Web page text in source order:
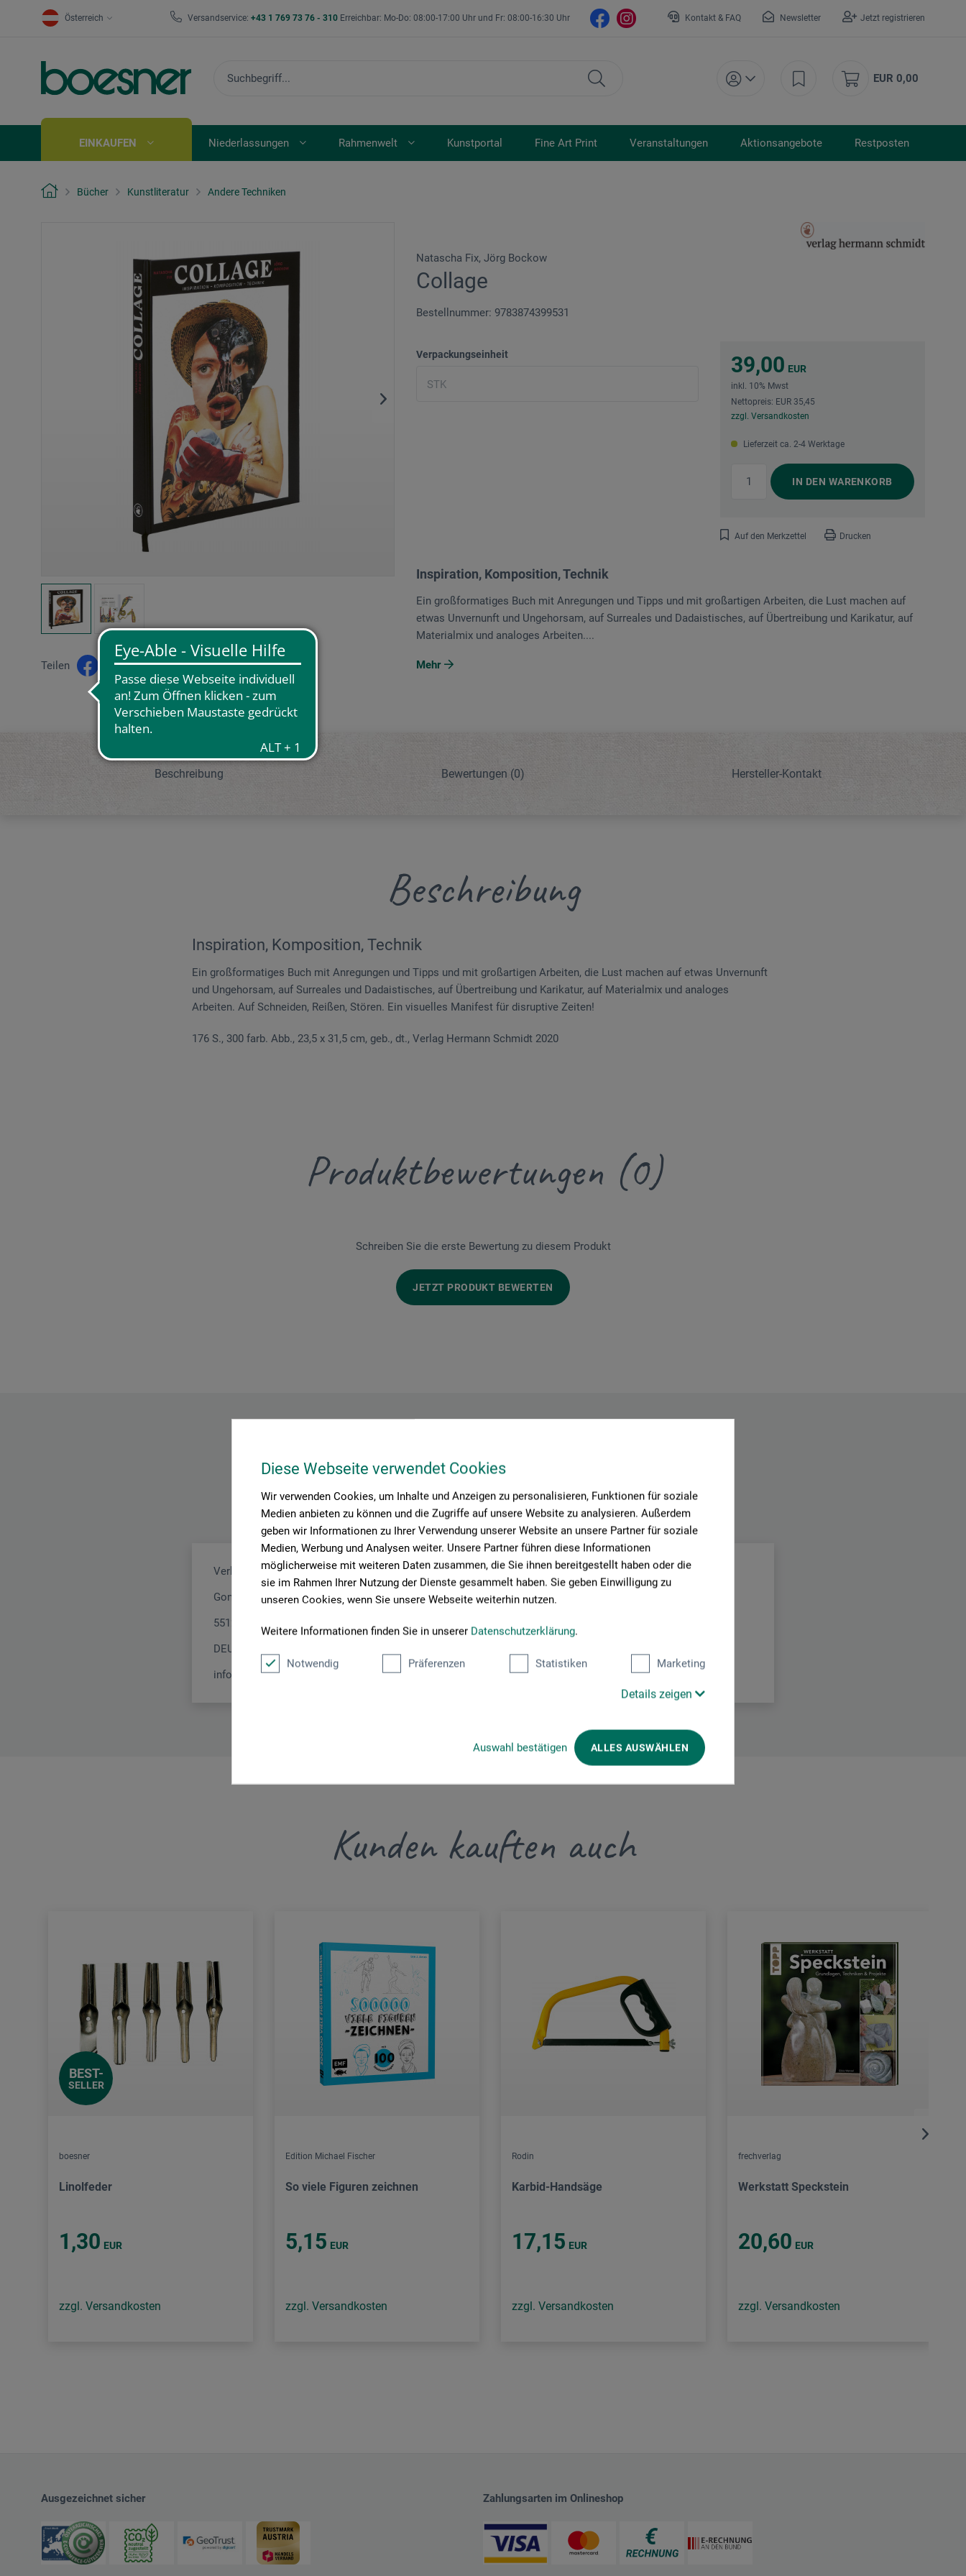
Diese Webseite verwendet Cookies
Wir verwenden Cookies, um Inhalte und Anzeigen zu personalisieren, Funktionen für soziale
Medien anbieten zu können und die Zugriffe auf unsere Website zu analysieren. Außerdem
geben wir Informationen zu Ihrer Verwendung unserer Website an unsere Partner für soziale
Medien, Werbung und Analysen weiter. Unsere Partner führen diese Informationen
möglicherweise mit weiteren Daten zusammen, die Sie ihnen bereitgestellt haben oder die
sie im Rahmen Ihrer Nutzung der Dienste gesammelt haben. Sie geben Einwilligung zu
unseren Cookies, wenn Sie unsere Webseite weiterhin nutzen.
Weitere Informationen finden Sie in unserer Datenschutzerklärung.
Notwendig Präferenzen Statistiken Marketing
Details zeigen
Auswahl bestätigen ALLES AUSWÄHLEN
Österreich Versandservice: +43 1 769 73 76 - 310 Erreichbar: Mo-Do: 08:00-17:00 Uhr und Fr: 08:00-16:30 Uhr Kontakt & FAQ Newsletter Jetzt registrieren
EUR 0,00
EINKAUFEN Niederlassungen Rahmenwelt Kunstportal Fine Art Print Veranstaltungen Aktionsangebote Restposten
Bücher Kunstliteratur Andere Techniken
Natascha Fix, Jörg Bockow
Collage
Bestellnummer: 9783874399531
Verpackungseinheit 39,00 EUR
inkl. 10% Mwst
Nettopreis: EUR 35,45
zzgl. Versandkosten
Lieferzeit ca. 2-4 Werktage
IN DEN WARENKORB
Auf den Merkzettel Drucken
Teilen
Inspiration, Komposition, Technik
Ein großformatiges Buch mit Anregungen und Tipps und mit großartigen Arbeiten, die Lust machen auf
etwas Unvernunft und Ungehorsam, auf Surreales und Dadaistisches, auf Übertreibung und Karikatur, auf
Materialmix und analoges Arbeiten....
Mehr
Beschreibung Bewertungen (0) Hersteller-Kontakt
Beschreibung
Inspiration, Komposition, Technik
Ein großformatiges Buch mit Anregungen und Tipps und mit großartigen Arbeiten, die Lust machen auf etwas Unvernunft
und Ungehorsam, auf Surreales und Dadaistisches, auf Übertreibung und Karikatur, auf Materialmix und analoges
Arbeiten. Auf Schneiden, Reißen, Stören. Ein visuelles Manifest für disruptive Zeiten!
176 S., 300 farb. Abb., 23,5 x 31,5 cm, geb., dt., Verlag Hermann Schmidt 2020
Produktbewertungen (0)
Schreiben Sie die erste Bewertung zu diesem Produkt
JETZT PRODUKT BEWERTEN
Hersteller-Kontakt
Hier finden Sie die Kontaktdaten des Herstellers zu diesem Produkt.
Verlag Hermann Schmidt
Gonsenheimer Str. 56
55126 Mainz
DEUTSCHLAND
info@verlag-hermann-schmidt.de
Kunden kauften auch
BEST-
SELLER
boesner
Linolfeder
1,30 EUR
zzgl. Versandkosten
Edition Michael Fischer
So viele Figuren zeichnen
5,15 EUR
zzgl. Versandkosten
Rodin
Karbid-Handsäge
17,15 EUR
zzgl. Versandkosten
frechverlag
Werkstatt Speckstein
20,60 EUR
zzgl. Versandkosten
Ausgezeichnet sicher Zahlungsarten im Onlineshop